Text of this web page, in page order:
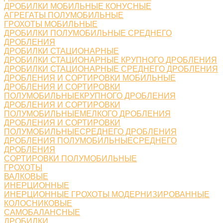
ДРОБИЛКИ МОБИЛЬНЫЕ КОНУСНЫЕ
АГРЕГАТЫ ПОЛУМОБИЛЬНЫЕ
ГРОХОТЫ МОБИЛЬНЫЕ
ДРОБИЛКИ ПОЛУМОБИЛЬНЫЕ СРЕДНЕГО
ДРОБЛЕНИЯ
ДРОБИЛКИ СТАЦИОНАРНЫЕ
ДРОБИЛКИ СТАЦИОНАРНЫЕ КРУПНОГО ДРОБЛЕНИЯ
ДРОБИЛКИ СТАЦИОНАРНЫЕ СРЕДНЕГО ДРОБЛЕНИЯ
ДРОБЛЕНИЯ И СОРТИРОВКИ МОБИЛЬНЫЕ
ДРОБЛЕНИЯ И СОРТИРОВКИ
ПОЛУМОБИЛЬНЫЕКРУПНОГО ДРОБЛЕНИЯ
ДРОБЛЕНИЯ И СОРТИРОВКИ
ПОЛУМОБИЛЬНЫЕМЕЛКОГО ДРОБЛЕНИЯ
ДРОБЛЕНИЯ И СОРТИРОВКИ
ПОЛУМОБИЛЬНЫЕСРЕДНЕГО ДРОБЛЕНИЯ
ДРОБЛЕНИЯ ПОЛУМОБИЛЬНЫЕСРЕДНЕГО
ДРОБЛЕНИЯ
СОРТИРОВКИ ПОЛУМОБИЛЬНЫЕ
ГРОХОТЫ
ВАЛКОВЫЕ
ИНЕРЦИОННЫЕ
ИНЕРЦИОННЫЕ ГРОХОТЫ МОДЕРНИЗИРОВАННЫЕ
КОЛОСНИКОВЫЕ
САМОБАЛАНСНЫЕ
ДРОБИЛКИ